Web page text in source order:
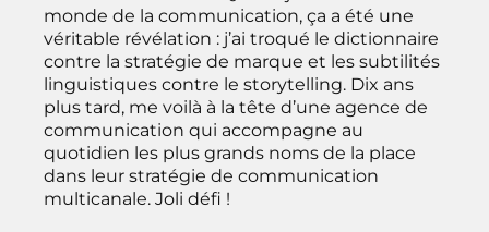
monde de la communication, ça a été une
véritable révélation : j’ai troqué le dictionnaire
contre la stratégie de marque et les subtilités
linguistiques contre le storytelling. Dix ans
plus tard, me voilà à la tête d’une agence de
communication qui accompagne au
quotidien les plus grands noms de la place
dans leur stratégie de communication
multicanale. Joli défi !